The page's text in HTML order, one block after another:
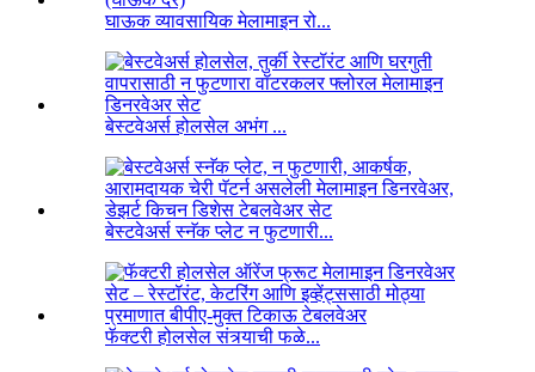
घाऊक व्यावसायिक मेलामाइन रो...
बेस्टवेअर्स होलसेल अभंग ...
बेस्टवेअर्स स्नॅक प्लेट न फुटणारी...
फॅक्टरी होलसेल संत्र्याची फळे...